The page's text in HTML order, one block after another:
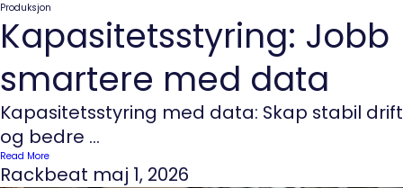
Produksjon
Kapasitetsstyring: Jobb
smartere med data
Kapasitetsstyring med data: Skap stabil drift
og bedre ...
Read More
Rackbeat maj 1, 2026